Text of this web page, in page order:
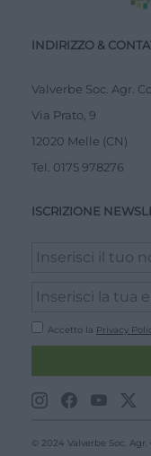
INDIRIZZO &
Valverbe Soc. Agr.
Via Prato, 9
12020 Melle (CN)
Tel. 0175 978276
ISCRIZIONE
Accetto la Privacy
© 2024 Valverbe Soc.